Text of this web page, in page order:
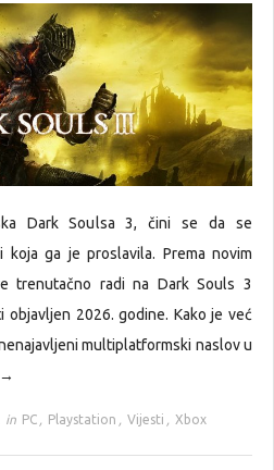
Dark Soulsa 3, čini se da se
koja ga je proslavila. Prema novim
trenutačno radi na Dark Souls 3
objavljen 2026. godine. Kako je već
multiplatformski naslov u
in PC , Playstation , Vijesti , Xbox